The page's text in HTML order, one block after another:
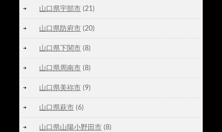
山口県宇部市 (21)
山口県防府市 (20)
山口県下関市 (8)
山口県周南市 (8)
山口県美祢市 (9)
山口県萩市 (6)
山口県山陽小野田市 (8)